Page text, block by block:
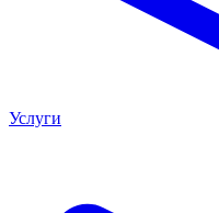
Услуги